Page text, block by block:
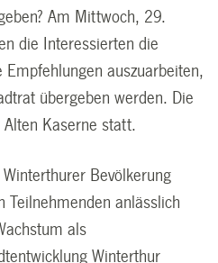
Am Mittwoch, 29.
die Interessierten die
Empfehlungen auszuarbeiten,
übergeben werden. Die
Kaserne statt.
Bevölkerung
Teilnehmenden anlässlich
als
Winterthur